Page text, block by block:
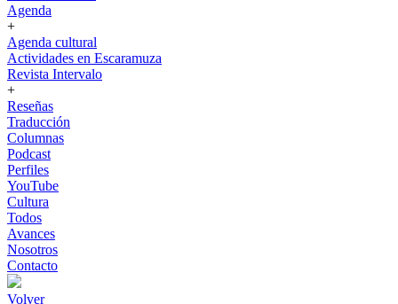
Agenda
+
Agenda cultural
Actividades en Escaramuza
Revista Intervalo
+
Reseñas
Traducción
Columnas
Podcast
Perfiles
YouTube
Cultura
Todos
Avances
Nosotros
Contacto
Volver